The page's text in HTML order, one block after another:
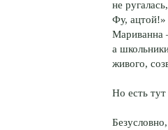
не
Фу, ацтой!»
Мариванна
а
живого,
Но есть